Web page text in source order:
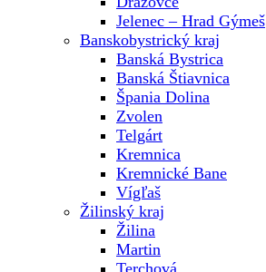
Jelenec – Hrad Gýmeš
Banskobystrický kraj
Banská Bystrica
Banská Štiavnica
Špania Dolina
Zvolen
Telgárt
Kremnica
Kremnické Bane
Vígľaš
Žilinský kraj
Žilina
Martin
Terchová